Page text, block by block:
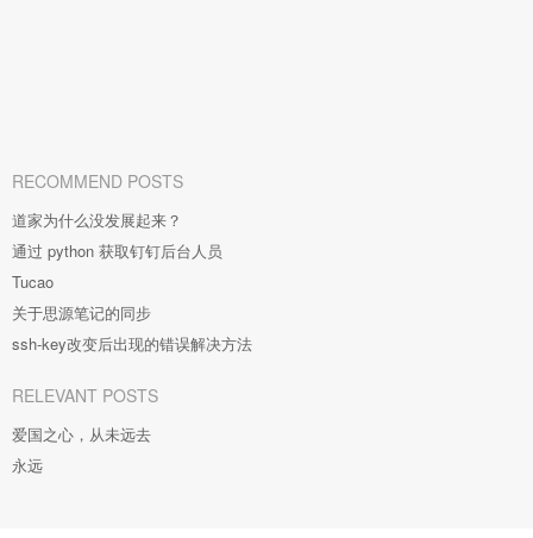
RECOMMEND POSTS
道家为什么没发展起来？
通过 python 获取钉钉后台人员
Tucao
关于思源笔记的同步
ssh-key改变后出现的错误解决方法
RELEVANT POSTS
爱国之心，从未远去
永远